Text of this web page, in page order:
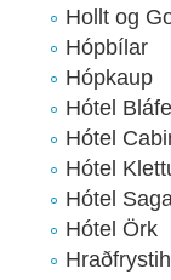
Hollt og
Hópbílar
Hópkaup
Hótel
Hótel
Hótel
Hótel
Hótel Örk